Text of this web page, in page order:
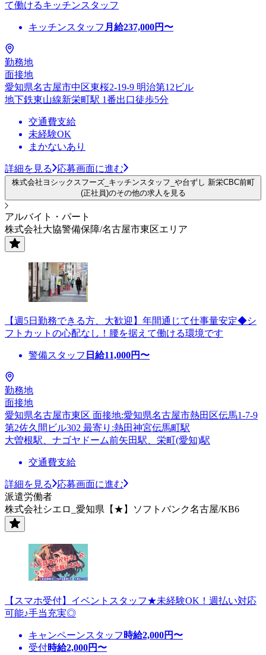
て働けるキッチンスタッフ
キッチンスタッフ 月給237,000円〜
勤務地
面接地
愛知県名古屋市中区東桜2-19-9 明治第12ビル
地下鉄東山線新栄町駅 1番出口徒歩5分
交通費支給
未経験OK
まかないあり
詳細を見る 応募画面に進む
株式会社ヨシックスフーズ_キッチンスタッフ_や台ずし 新栄CBC前町
(正社員)のその他の求人を見る
アルバイト・パート
株式会社大協警備保障/名古屋市東区エリア
【週5日勤務できる方、大歓迎】年間通じて仕事量安定◆シ
フトカットの心配なし！腰を据えて働ける環境です
警備スタッフ 日給11,000円〜
勤務地
面接地
愛知県名古屋市東区 面接地:愛知県名古屋市熱田区伝馬1-7-9
第2佐久間ビル302 最寄り:熱田神宮伝馬町駅
大曽根駅、ナゴヤドーム前矢田駅、栄町(愛知)駅
交通費支給
詳細を見る
応募画面に進む
派遣労働者
株式会社シエロ_愛知県【★】ソフトバンク名古屋/KB6
【スマホ受付】イベントスタッフ★未経験OK！週払い対応
可能♪手当充実◎
キャンペーンスタッフ 時給2,000円〜
受付時給2,000円〜